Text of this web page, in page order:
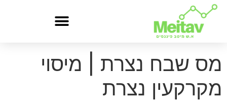
מס שבח נצרת | מיסוי
מקרקעין נצרת